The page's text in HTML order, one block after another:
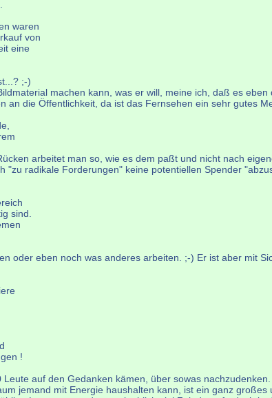
waren
von
eine
;-)
machen kann, was er will, meine ich, daß es
an die Öffentlichkeit, da ist das Fernsehen ein sehr gutes
arbeitet man so, wie es dem paßt und nicht nach
"zu radikale Forderungen" keine potentiellen Spender
sind.
oder eben noch was anderes arbeiten. ;-) Er ist aber mit
!
auf den Gedanken kämen, über sowas nachzudenken.
jemand mit Energie haushalten kann, ist ein ganz